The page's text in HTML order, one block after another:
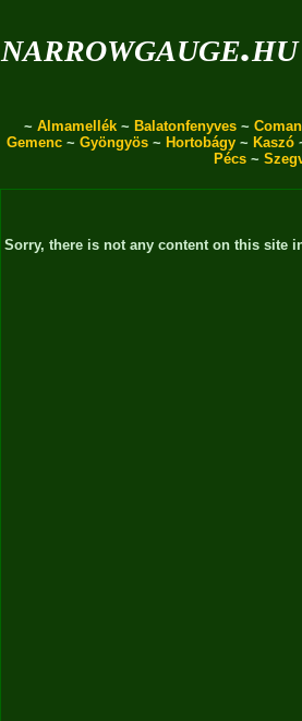
narrowgauge.hu
~ Almamellék ~ Balatonfenyves ~
Gemenc ~ Gyöngyös ~ Hortobágy ~ Kaszó
Pécs ~
Sorry, there is not any content on this site